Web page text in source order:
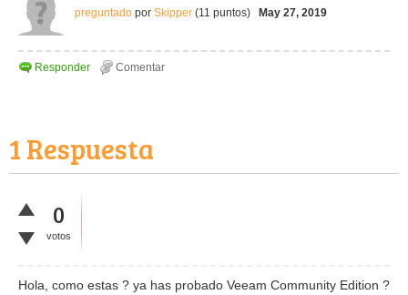
preguntado por Skipper (11 puntos) May 27, 2019
1 Respuesta
0
votos
Hola, como estas ? ya has probado Veeam Community Edition ?